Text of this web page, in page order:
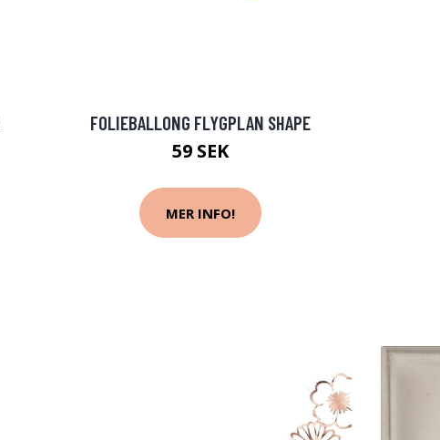
FOLIEBALLONG FLYGPLAN SHAPE
59 SEK
MER INFO!